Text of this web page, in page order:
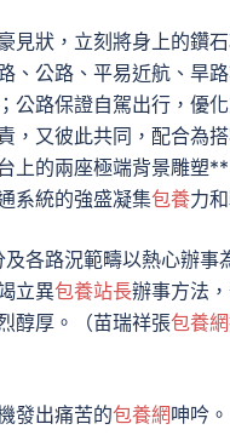
見狀，立刻將身上的鑽
、公路、平易近航、旱
公路保證自駕出行，優
，又彼此共同，配合為
上的兩座極端背景雕塑
系統的強盛凝集包養力
各路況範疇以熱心辦事
立異包養站長辦事方法
醇厚。（苗瑞祥張包養
發出痛苦的包養網呻吟。